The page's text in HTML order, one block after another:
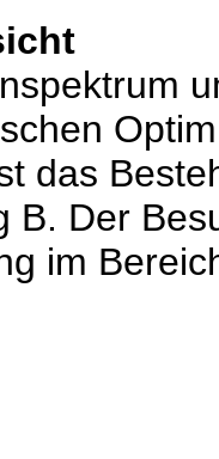
das
B. Der
im